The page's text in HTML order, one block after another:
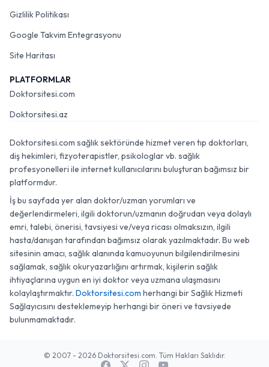
Gizlilik Politikası
Google Takvim Entegrasyonu
Site Haritası
PLATFORMLAR
Doktorsitesi.com
Doktorsitesi.az
Doktorsitesi.com sağlık sektöründe hizmet veren tıp doktorları,
diş hekimleri, fizyoterapistler, psikologlar vb. sağlık
profesyonelleri ile internet kullanıcılarını buluşturan bağımsız bir
platformdur.
İş bu sayfada yer alan doktor/uzman yorumları ve
değerlendirmeleri, ilgili doktorun/uzmanın doğrudan veya dolaylı
emri, talebi, önerisi, tavsiyesi ve/veya ricası olmaksızın, ilgili
hasta/danışan tarafından bağımsız olarak yazılmaktadır. Bu web
sitesinin amacı, sağlık alanında kamuoyunun bilgilendirilmesini
sağlamak, sağlık okuryazarlığını artırmak, kişilerin sağlık
ihtiyaçlarına uygun en iyi doktor veya uzmana ulaşmasını
kolaylaştırmaktır. Doktorsitesi.com herhangi bir Sağlık Hizmeti
Sağlayıcısını desteklemeyip herhangi bir öneri ve tavsiyede
bulunmamaktadır.
© 2007 - 2026 Doktorsitesi.com. Tüm Hakları Saklıdır.